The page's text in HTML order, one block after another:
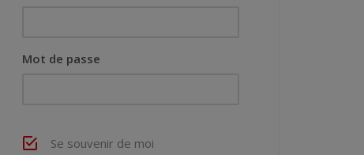
Mot de passe
Se souvenir de moi